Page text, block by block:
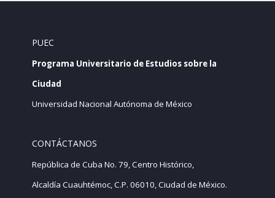
PUEC
Programa Universitario de Estudios sobre la
Ciudad
Universidad Nacional Autónoma de México
CONTÁCTANOS
República de Cuba No. 79, Centro Histórico,
Alcaldía Cuauhtémoc, C.P. 06010, Ciudad de México.